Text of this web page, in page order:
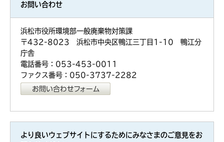
お問い合わせ
浜松市役所環境部一般廃棄物対策課
〒432-8023 浜松市中央区鴨江三丁目1-10 鴨江分
庁舎
電話番号：053-453-0011
ファクス番号：050-3737-2282
より良いウェブサイトにするためにみなさまのご意見をお